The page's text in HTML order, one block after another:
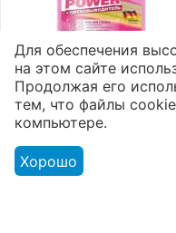
Гель для стирки
Power»
Пятновыводитель
3300 мл
5 2
Доступно:
5012₸
Для обеспечения
на этом сайте
Продолжая его
тем, что файлы
компьютере.
Хорошо